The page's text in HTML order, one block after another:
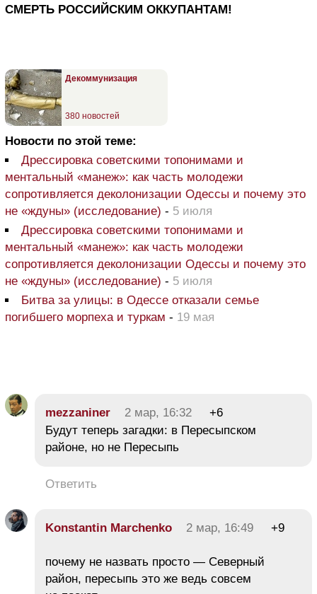
СМЕРТЬ РОССИЙСКИМ ОККУПАНТАМ!
Декоммунизация
380 новостей
Новости по этой теме:
Дрессировка советскими топонимами и
ментальный «манеж»: как часть молодежи
сопротивляется деколонизации Одессы и почему это
не «ждуны» (исследование) - 5 июля
Дрессировка советскими топонимами и
ментальный «манеж»: как часть молодежи
сопротивляется деколонизации Одессы и почему это
не «ждуны» (исследование) - 5 июля
Битва за улицы: в Одессе отказали семье
погибшего морпеха и туркам - 19 мая
mezzaniner 2 мар, 16:32
+6
Будут теперь загадки: в Пересыпском
районе, но не Пересыпь
Ответить
Konstantin Marchenko 2 мар, 16:49 +9
почему не назвать просто — Северный
район, пересыпь это же ведь совсем